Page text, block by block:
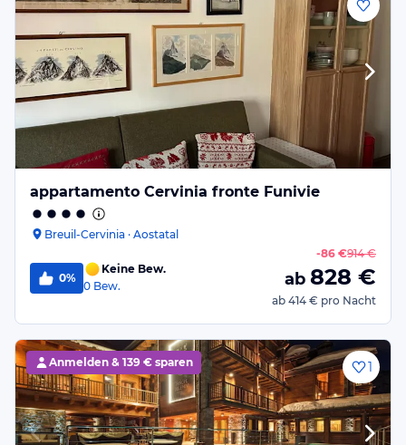
appartamento Cervinia fronte Funivie
Breuil-Cervinia · Aostatal
0%
Keine Bew.
0 Bew.
-86 €914 €
ab 828 €
ab 414 € pro Nacht
Anmelden & 139 € sparen 1